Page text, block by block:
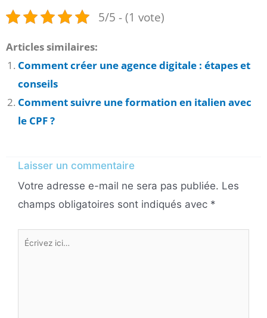
5/5 - (1 vote)
Articles similaires:
Comment créer une agence digitale : étapes et
conseils
Comment suivre une formation en italien avec
le CPF ?
Laisser un commentaire
Votre adresse e-mail ne sera pas publiée. Les
champs obligatoires sont indiqués avec *
Écrivez